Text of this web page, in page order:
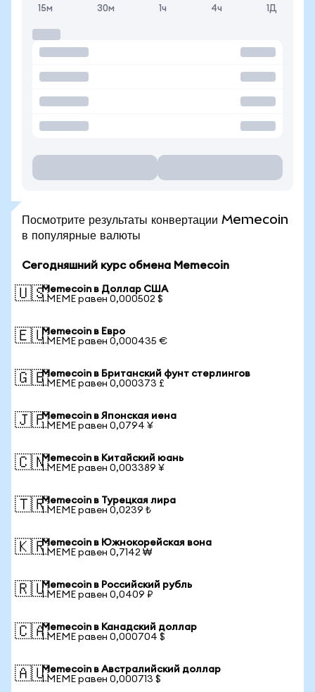
15м 30м 1ч 4ч 1Д
Посмотрите результаты конвертации Memecoin
в популярные валюты
Сегодняшний курс обмена Memecoin
🇺🇸Memecoin в Доллар США
1 MEME равен 0,000502 $
🇪🇺Memecoin в Евро
1 MEME равен 0,000435 €
🇬🇧Memecoin в Британский фунт стерлингов
1 MEME равен 0,000373 £
🇯🇵Memecoin в Японская иена
1 MEME равен 0,0794 ¥
🇨🇳Memecoin в Китайский юань
1 MEME равен 0,003389 ¥
🇹🇷Memecoin в Турецкая лира
1 MEME равен 0,0239 ₺
🇰🇷Memecoin в Южнокорейская вона
1 MEME равен 0,7142 ₩
🇷🇺Memecoin в Российский рубль
1 MEME равен 0,0409 ₽
🇨🇦Memecoin в Канадский доллар
1 MEME равен 0,000704 $
🇦🇺Memecoin в Австралийский доллар
1 MEME равен 0,000713 $